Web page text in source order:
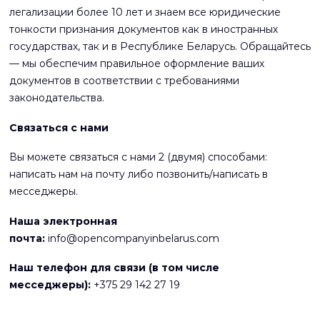
легализации более 10 лет и знаем все юридические
тонкости признания документов как в иностранных
государствах, так и в Республике Беларусь. Обращайтесь
— мы обеспечим правильное оформление ваших
документов в соответствии с требованиями
законодательства.
Связаться с нами
Вы можете связаться с нами 2 (двумя) способами:
написать нам на почту либо позвонить/написать в
месседжеры.
Наша электронная
почта: info@opencompanyinbelarus.com
Наш телефон для связи (в том числе
месседжеры): +375 29 142 27 19